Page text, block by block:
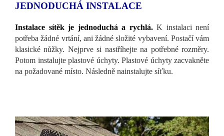
JEDNODUCHÁ INSTALACE
Instalace sítěk je jednoduchá a rychlá.K instalaci není
potřeba žádné vrtání, ani žádné složité vybavení. Postačí vám
klasické nůžky. Nejprve si nastříhejte na potřebné rozměry.
Potom instalujte plastové úchyty. Plastové úchyty zacvakněte
na požadované místo. Následně nainstalujte síťku.